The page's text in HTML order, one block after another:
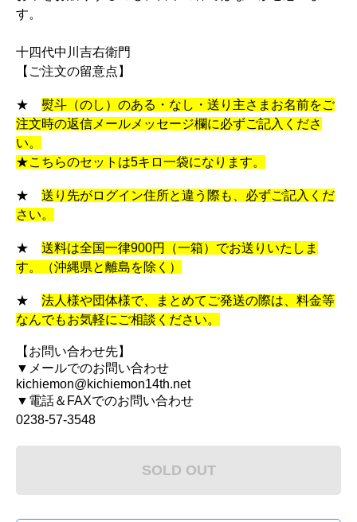
す。
十四代中川吉右衛門
【ご注文の留意点】
★ 熨斗（のし）のある・なし・送り主さまお名前をご
注文時の返信メールメッセージ欄に必ずご記入くださ
い。
★こちらのセットは5キロ一袋になります。
★ 送り先がログイン住所と違う際も、必ずご記入くだ
さい。
★ 送料は全国一律900円（一箱）でお送りいたしま
す。（沖縄県と離島を除く）
★ 法人様や団体様で、まとめてご発送の際は、料金等
なんでもお気軽にご相談ください。
【お問い合わせ先】
▼メールでのお問い合わせ
kichiemon@kichiemon14th.net
▼電話＆FAXでのお問い合わせ
0238-57-3548
SOLD OUT